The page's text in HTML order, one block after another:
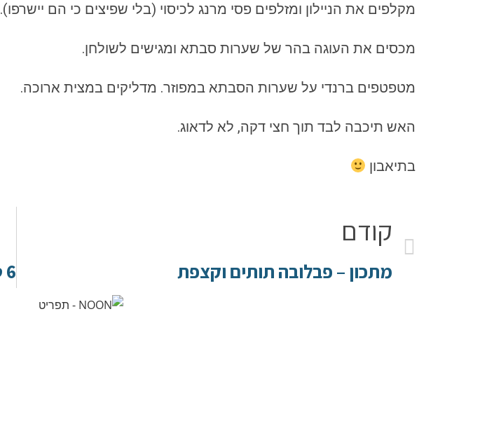
מקלפים את הניילון ומזלפים פסי מרנג לכיסוי (בלי שפיצים כי הם יישרפו).
מכסים את העוגה בהר של שערות סבתא ומגישים לשולחן.
מטפטפים ברנדי על שערות הסבתא במפוזר. מדליקים במצית ארוכה.
האש תיכבה לבד תוך חצי דקה, לא לדאוג.
בתיאבון
קודם
מתכון – פבלובה תותים וקצפת